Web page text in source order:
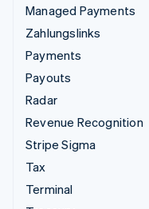
Managed Payments
Zahlungslinks
Payments
Payouts
Radar
Revenue Recognition
Stripe Sigma
Tax
Terminal